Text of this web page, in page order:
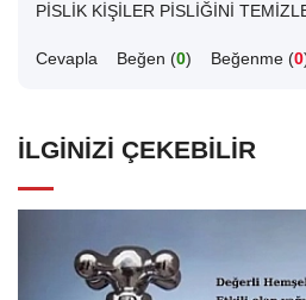
PİSLİK KİŞİLER PİSLİĞİNİ
Cevapla Beğen (0) Beğenme (0
İLGINIZI ÇEKEBILIR